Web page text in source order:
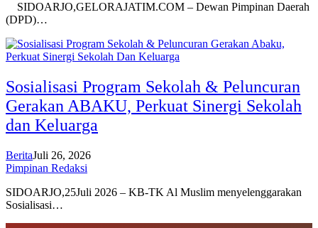
SIDOARJO,GELORAJATIM.COM – Dewan Pimpinan Daerah
(DPD)…
Sosialisasi Program Sekolah & Peluncuran
Gerakan ABAKU, Perkuat Sinergi Sekolah
dan Keluarga
BeritaJuli 26, 2026
Pimpinan Redaksi
SIDOARJO,25Juli 2026 – KB-TK Al Muslim menyelenggarakan
Sosialisasi…